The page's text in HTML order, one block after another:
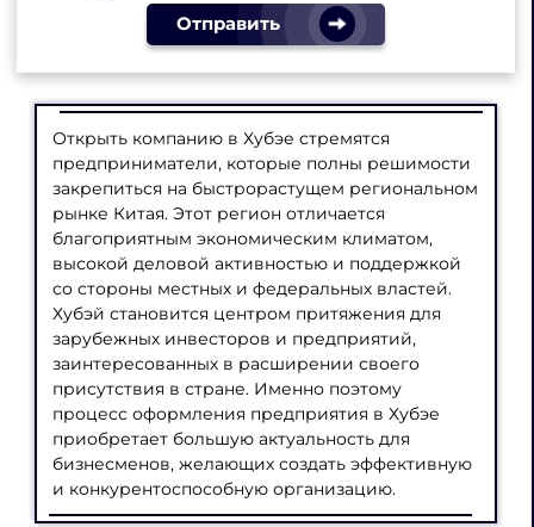
Отправить
Открыть компанию в Хубэе стремятся
предприниматели, которые полны решимости
закрепиться на быстрорастущем региональном
рынке Китая. Этот регион отличается
благоприятным экономическим климатом,
высокой деловой активностью и поддержкой
со стороны местных и федеральных властей.
Хубэй становится центром притяжения для
зарубежных инвесторов и предприятий,
заинтересованных в расширении своего
присутствия в стране. Именно поэтому
процесс оформления предприятия в Хубэе
приобретает большую актуальность для
бизнесменов, желающих создать эффективную
и конкурентоспособную организацию.